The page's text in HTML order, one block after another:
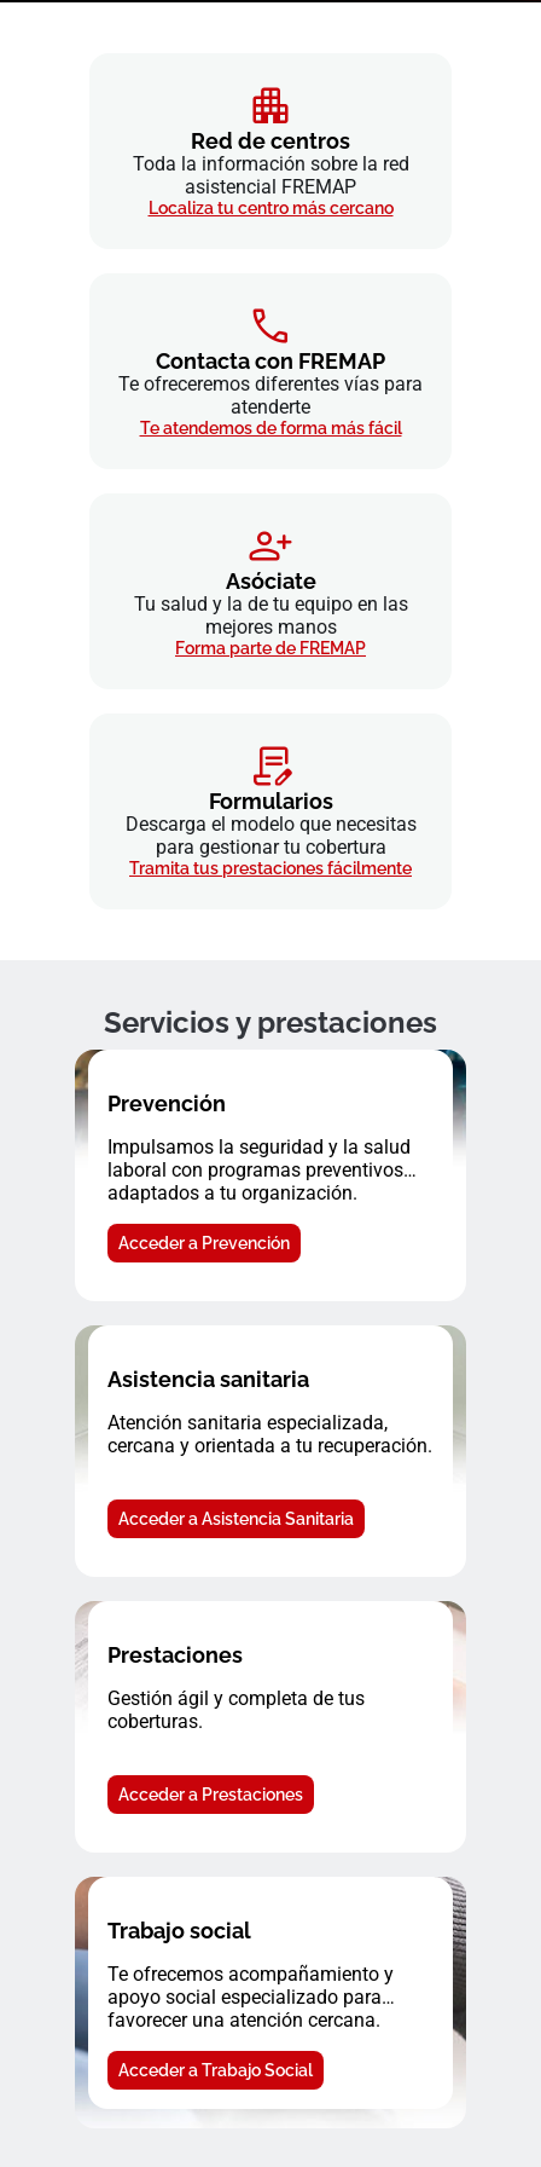
Red de centros
Toda la información sobre la red
asistencial FREMAP
Localiza tu centro más cercano
Contacta con FREMAP
Te ofreceremos diferentes vías para
atenderte
Te atendemos de forma más fácil
Asóciate
Tu salud y la de tu equipo en las
mejores manos
Forma parte de FREMAP
Formularios
Descarga el modelo que necesitas
para gestionar tu cobertura
Tramita tus prestaciones fácilmente
Servicios y prestaciones
Prevención
Impulsamos la seguridad y la salud
laboral con programas preventivos
adaptados a tu organización.
Acceder a Prevención
Asistencia sanitaria
Atención sanitaria especializada,
cercana y orientada a tu recuperación.
Acceder a Asistencia Sanitaria
Prestaciones
Gestión ágil y completa de tus
coberturas.
Acceder a Prestaciones
Trabajo social
Te ofrecemos acompañamiento y
apoyo social especializado para
favorecer una atención cercana.
Acceder a Trabajo Social